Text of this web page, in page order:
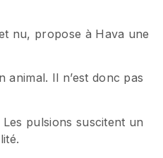
nu, propose à Hava une
animal. Il n’est donc pas
pulsions suscitent un